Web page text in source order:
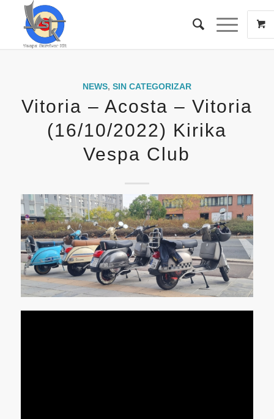
NEWS, SIN CATEGORIZAR
Vitoria – Acosta – Vitoria
(16/10/2022) Kirika
Vespa Club